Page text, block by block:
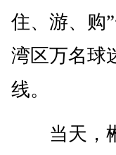
住、游、购
湾区万名球
线。
当天，郴